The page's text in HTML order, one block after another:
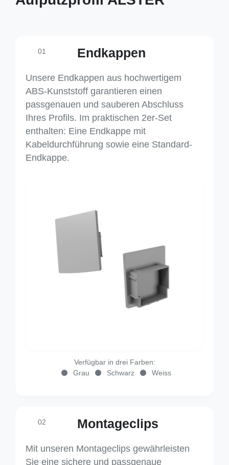
01 Endkappen
Unsere Endkappen aus hochwertigem
ABS-Kunststoff garantieren einen
passgenauen und sauberen Abschluss
Ihres Profils. Im praktischen 2er-Set
enthalten: Eine Endkappe mit
Kabeldurchführung sowie eine Standard-
Endkappe.
Verfügbar in drei Farben:
Grau
Schwarz Weiss
02 Montageclips
Mit unseren Montageclips gewährleisten
Sie eine sichere und passgenaue